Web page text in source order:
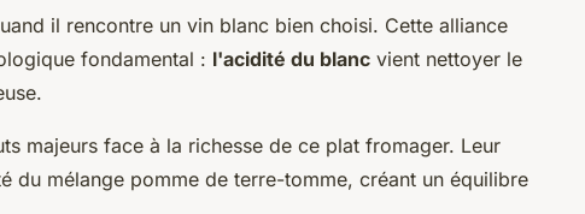
il rencontre un vin blanc bien choisi. Cette alliance
fondamental : l'acidité du blanc vient nettoyer le
majeurs face à la richesse de ce plat fromager. Leur
du mélange pomme de terre-tomme, créant un équilibre